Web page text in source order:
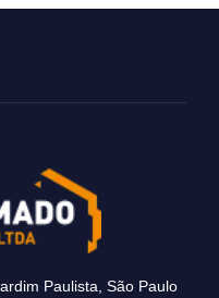
Paulista, São Paulo